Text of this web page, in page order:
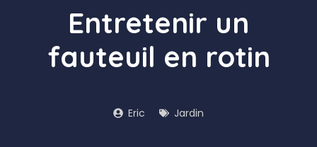
Entretenir un
fauteuil en rotin
Eric Jardin